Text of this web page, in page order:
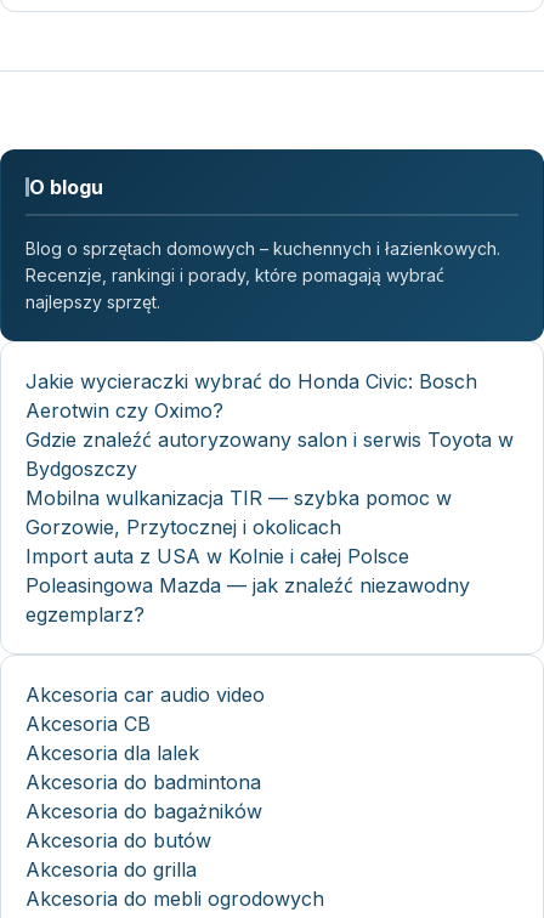
O blogu
Blog o sprzętach domowych – kuchennych i łazienkowych.
Recenzje, rankingi i porady, które pomagają wybrać
najlepszy sprzęt.
Jakie wycieraczki wybrać do Honda Civic: Bosch
Aerotwin czy Oximo?
Gdzie znaleźć autoryzowany salon i serwis Toyota w
Bydgoszczy
Mobilna wulkanizacja TIR — szybka pomoc w
Gorzowie, Przytocznej i okolicach
Import auta z USA w Kolnie i całej Polsce
Poleasingowa Mazda — jak znaleźć niezawodny
egzemplarz?
Akcesoria car audio video
Akcesoria CB
Akcesoria dla lalek
Akcesoria do badmintona
Akcesoria do bagażników
Akcesoria do butów
Akcesoria do grilla
Akcesoria do mebli ogrodowych